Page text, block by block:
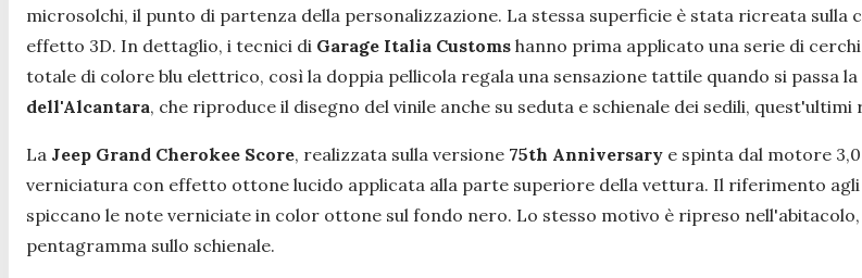
microsolchi, il punto di partenza della personalizzazione. La stessa superficie è stata ricreata
effetto 3D. In dettaglio, i tecnici di Garage Italia Customs hanno prima applicato una serie di
totale di colore blu elettrico, così la doppia pellicola regala una sensazione tattile quando si
dell'Alcantara, che riproduce il disegno del vinile anche su seduta e schienale dei sedili,
La Jeep Grand Cherokee Score, realizzata sulla versione 75th Anniversary e spinta dal motore
verniciatura con effetto ottone lucido applicata alla parte superiore della vettura. Il riferimento
spiccano le note verniciate in color ottone sul fondo nero. Lo stesso motivo è ripreso
pentagramma sullo schienale.